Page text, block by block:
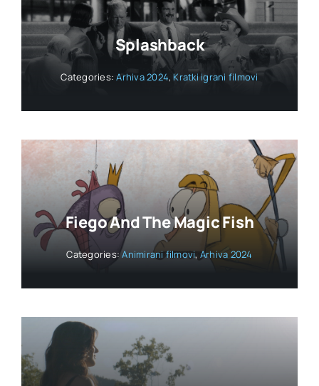
Splashback
Categories:Arhiva 2024,Kratki igrani filmovi
Fiego And The Magic Fish
Categories:Animirani filmovi,Arhiva 2024